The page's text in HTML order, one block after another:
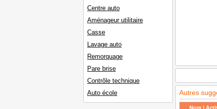
Centre auto
Aménageur utilitaire
Casse
Lavage auto
Remorquage
Pare brise
Contrôle technique
Auto école
Autres
Nom |